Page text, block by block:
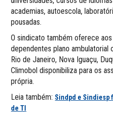
academias, autoescola,
pousadas.
O sindicato também oferece
dependentes plano ambulatorial
Rio de Janeiro, Nova Iguaçu,
Climobol disponibiliza para os
própria.
Leia também: Sindpd e Sindiesp
de TI